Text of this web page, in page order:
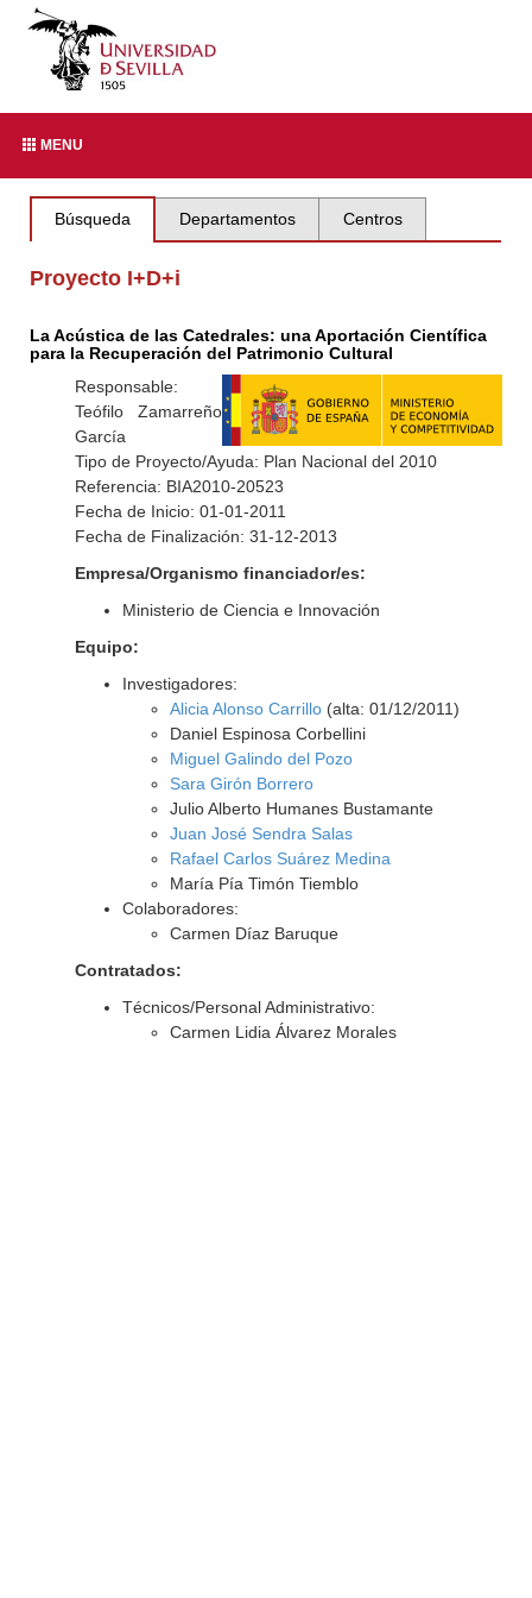
MENU
Búsqueda Departamentos Centros
Proyecto I+D+i
La Acústica de las Catedrales: una Aportación Científica
para la Recuperación del Patrimonio Cultural
Responsable:
Teófilo Zamarreño
García
Tipo de Proyecto/Ayuda: Plan Nacional del 2010
Referencia: BIA2010-20523
Fecha de Inicio: 01-01-2011
Fecha de Finalización: 31-12-2013
Empresa/Organismo financiador/es:
Ministerio de Ciencia e Innovación
Equipo:
Investigadores:
Alicia Alonso Carrillo(alta: 01/12/2011)
Daniel Espinosa Corbellini
Miguel Galindo del Pozo
Sara Girón Borrero
Julio Alberto Humanes Bustamante
Juan José Sendra Salas
Rafael Carlos Suárez Medina
María Pía Timón Tiemblo
Colaboradores:
Carmen Díaz Baruque
Contratados:
Técnicos/Personal Administrativo:
Carmen Lidia Álvarez Morales